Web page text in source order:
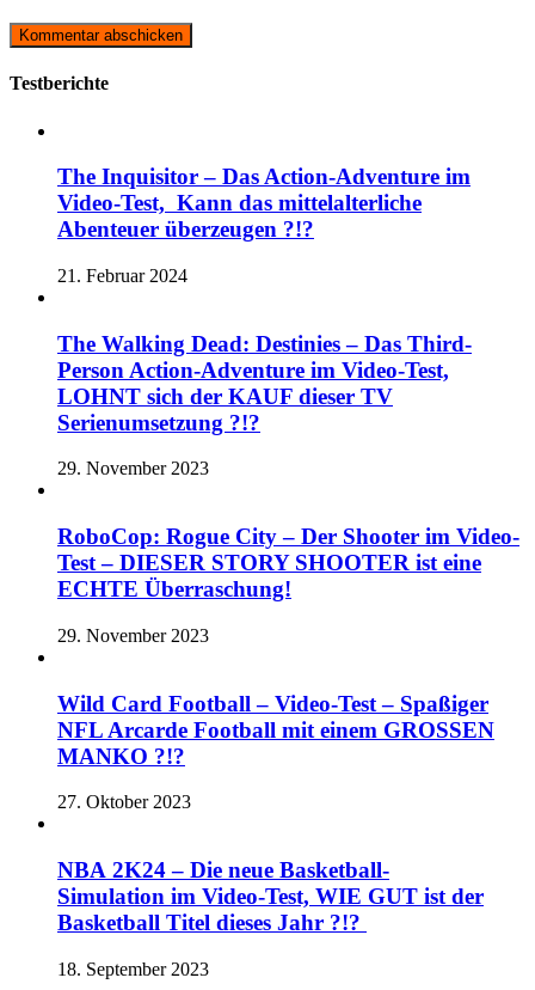
Testberichte
The Inquisitor – Das Action-Adventure im
Video-Test, Kann das mittelalterliche
Abenteuer überzeugen ?!?
21. Februar 2024
The Walking Dead: Destinies – Das Third-
Person Action-Adventure im Video-Test,
LOHNT sich der KAUF dieser TV
Serienumsetzung ?!?
29. November 2023
RoboCop: Rogue City – Der Shooter im Video-
Test – DIESER STORY SHOOTER ist eine
ECHTE Überraschung!
29. November 2023
Wild Card Football – Video-Test – Spaßiger
NFL Arcarde Football mit einem GROSSEN
MANKO ?!?
27. Oktober 2023
NBA 2K24 – Die neue Basketball-
Simulation im Video-Test, WIE GUT ist der
Basketball Titel dieses Jahr ?!?
18. September 2023